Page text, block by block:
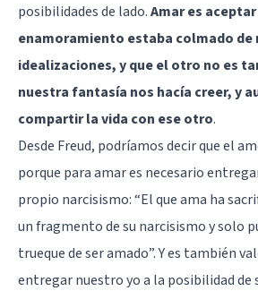
posibilidades de lado.Amar es
enamoramiento estaba colmado de
idealizaciones, y que el otro no es
nuestra fantasía nos hacía creer, y
compartir la vida con ese otro.
Desde Freud, podríamos decir que el
porque para amar es necesario
propio narcisismo: “El que ama ha
un fragmento de su narcisismo y solo
trueque de ser amado”. Y es también
entregar nuestro yo a la posibilidad